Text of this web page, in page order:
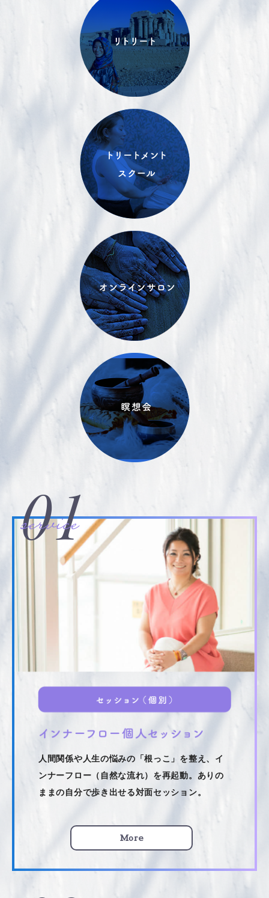
人間関係や人生の悩みの「根っこ」を整え、イ
ンナーフロー（自然な流れ）を再起動。ありの
ままの自分で歩き出せる対面セッション。
More